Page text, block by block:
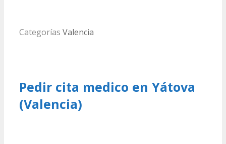
Categorías Valencia
Pedir cita medico en Yátova
(Valencia)